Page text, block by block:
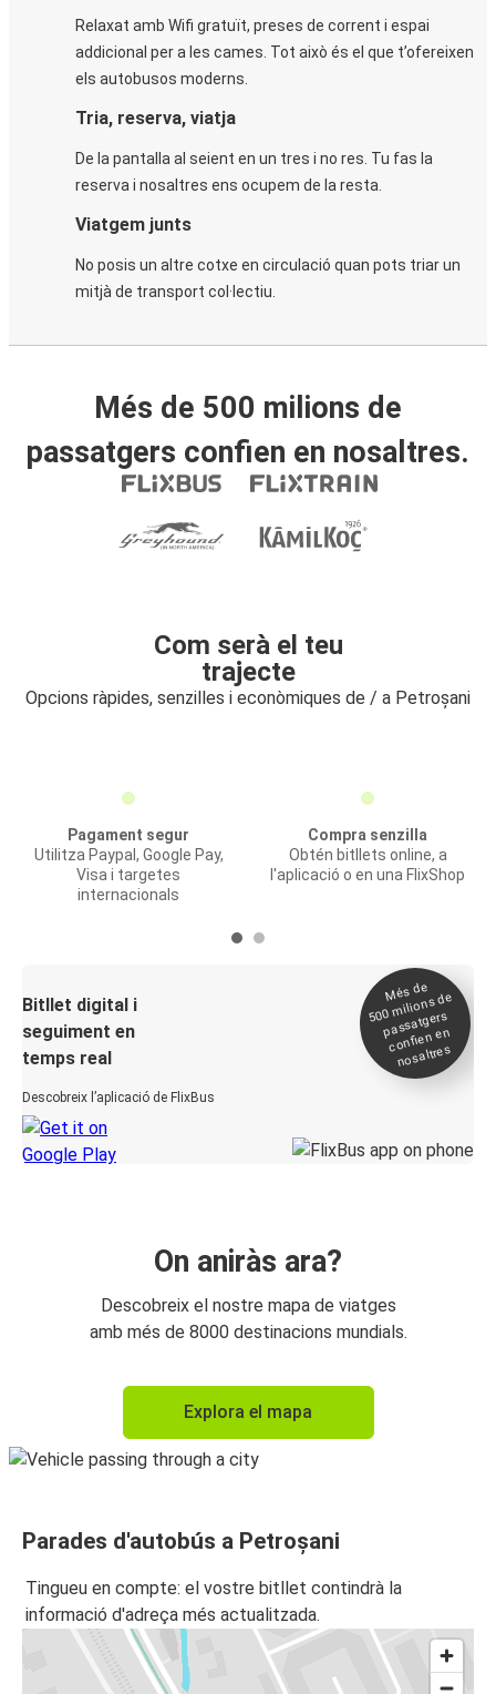
Relaxat amb Wifi gratuït, preses de corrent i espai
addicional per a les cames. Tot això és el que t’ofereixen
els autobusos moderns.
Tria, reserva, viatja
De la pantalla al seient en un tres i no res. Tu fas la
reserva i nosaltres ens ocupem de la resta.
Viatgem junts
No posis un altre cotxe en circulació quan pots triar un
mitjà de transport col·lectiu.
Més de 500 milions de
passatgers confien en nosaltres.
Com serà el teu
trajecte
Opcions ràpides, senzilles i econòmiques de / a Petroșani
Pagament segur
Utilitza Paypal, Google Pay,
Visa i targetes
internacionals
Compra senzilla
Obtén bitllets online, a
l'aplicació o en una FlixShop
Bitllet digital i
seguiment en
temps real
Descobreix l’aplicació de FlixBus
Més de
500
milions de
passatgers
confien en
nosaltres
On aniràs ara?
Descobreix el nostre mapa de viatges
amb més de 8000 destinacions mundials.
Explora el mapa
Parades d'autobús a Petroșani
Tingueu en compte: el vostre bitllet contindrà la
informació d'adreça més actualitzada.